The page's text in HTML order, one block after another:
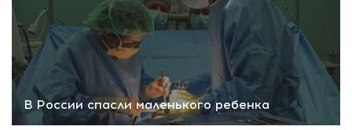
В России спасли маленького ребенка